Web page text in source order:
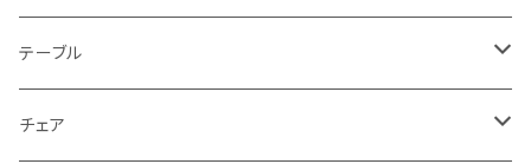
1人掛け
カウチソファ
セミダブルサイズ（フレームのみ）
ダブルサイズ（フレームのみ）
ダイニング3点セット以下
ダイニング4点セット
テーブル
センターテーブル
チェア